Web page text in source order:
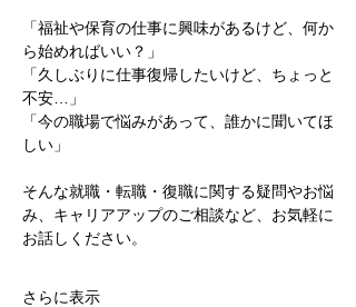
「福祉や保育の仕事に興味があるけど、何か
ら始めればいい？」
「久しぶりに仕事復帰したいけど、ちょっと
不安…」
「今の職場で悩みがあって、誰かに聞いてほ
しい」
そんな就職・転職・復職に関する疑問やお悩
み、キャリアアップのご相談など、お気軽に
お話しください。
さらに表示